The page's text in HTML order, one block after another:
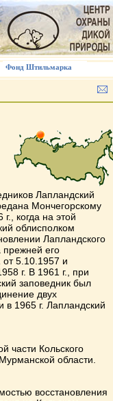
Фонд Штильмарка
Лапландский
Мончегорскому
когда на этой
облисполком
Лапландского
прежней его
5.10.1957 и
г. В 1961 г., при
заповедник был
двух
в 1965 г. Лапландский
части Кольского
области.
восстановления